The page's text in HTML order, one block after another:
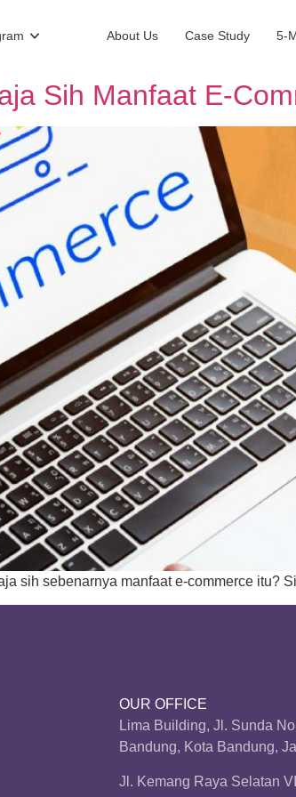
About Us Case Study 5-
Sih Manfaat E-
sih sebenarnya manfaat e-commerce itu?
OUR OFFICE
Lima Building, Jl. Sunda
Bandung, Kota Bandung,
Jl. Kemang Raya Selatan